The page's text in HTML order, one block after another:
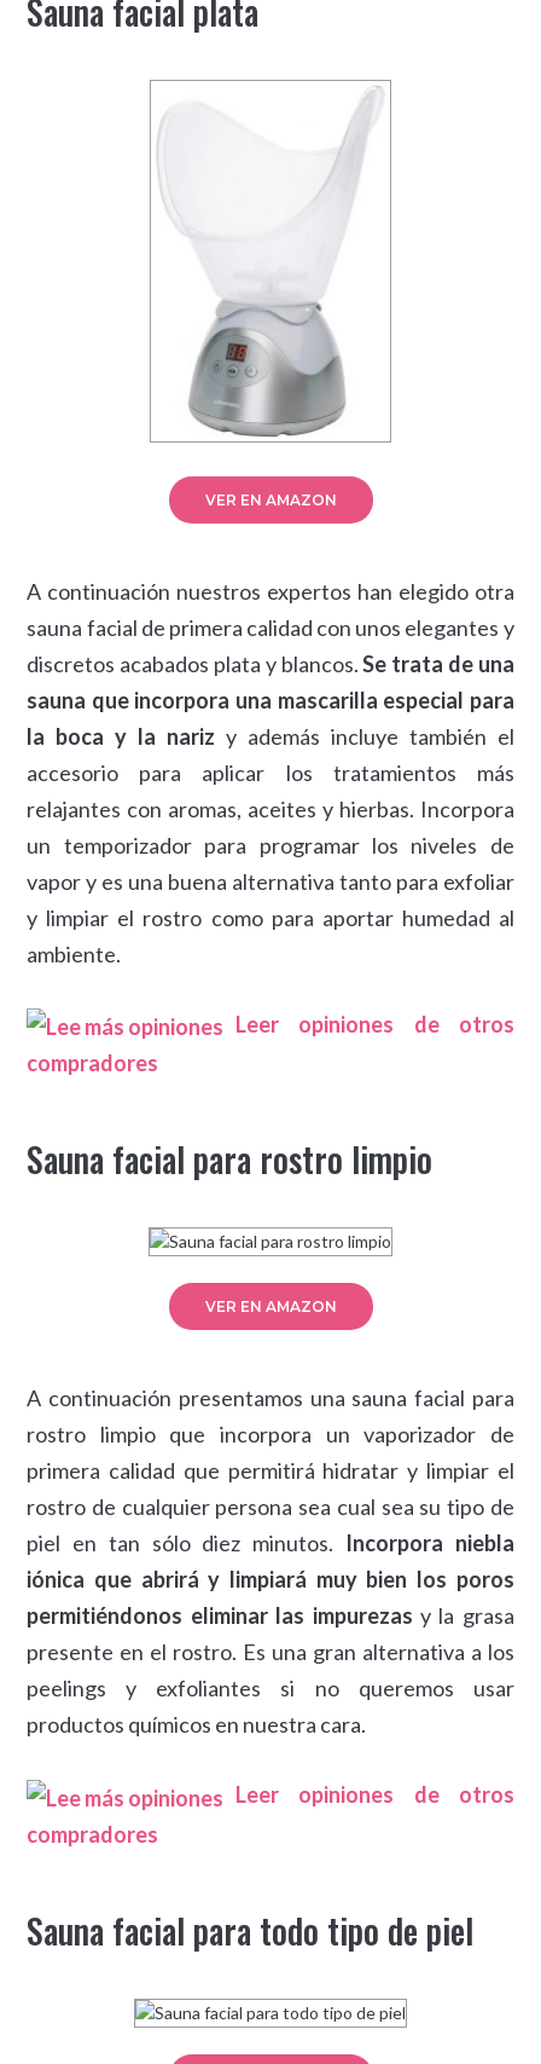
Sauna facial plata
VER EN AMAZON
A continuación nuestros expertos han elegido otra
sauna facial de primera calidad con unos elegantes y
discretos acabados plata y blancos.Se trata de una
sauna que incorpora una mascarilla especial para
la boca y la nariz y además incluye también el
accesorio para aplicar los tratamientos más
relajantes con aromas, aceites y hierbas. Incorpora
un temporizador para programar los niveles de
vapor y es una buena alternativa tanto para exfoliar
y limpiar el rostro como para aportar humedad al
ambiente.
Leer opiniones de otros
compradores
Sauna facial para rostro limpio
VER EN AMAZON
A continuación presentamos una sauna facial para
rostro limpio que incorpora un vaporizador de
primera calidad que permitirá hidratar y limpiar el
rostro de cualquier persona sea cual sea su tipo de
piel en tan sólo diez minutos. Incorpora niebla
iónica que abrirá y limpiará muy bien los poros
permitiéndonos eliminar las impurezas y la grasa
presente en el rostro. Es una gran alternativa a los
peelings y exfoliantes si no queremos usar
productos químicos en nuestra cara.
Leer opiniones de otros
compradores
Sauna facial para todo tipo de piel